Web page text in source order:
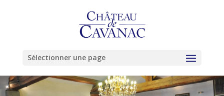
Sélectionner une page